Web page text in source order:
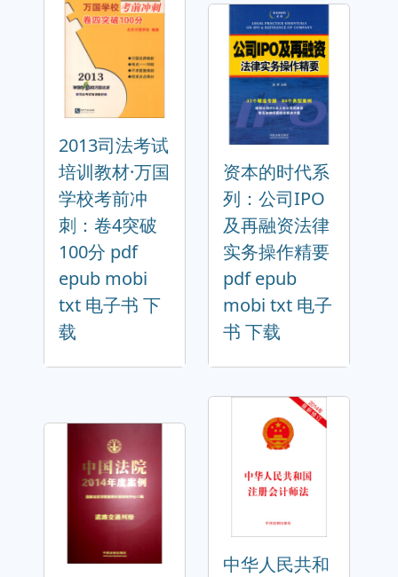
2013司法考试
培训教材·万国
学校考前冲
刺：卷4突破
100分 pdf
epub mobi
txt 电子书 下
载
资本的时代系
列：公司IPO
及再融资法律
实务操作精要
pdf epub
mobi txt 电子
书 下载
中华人民共和